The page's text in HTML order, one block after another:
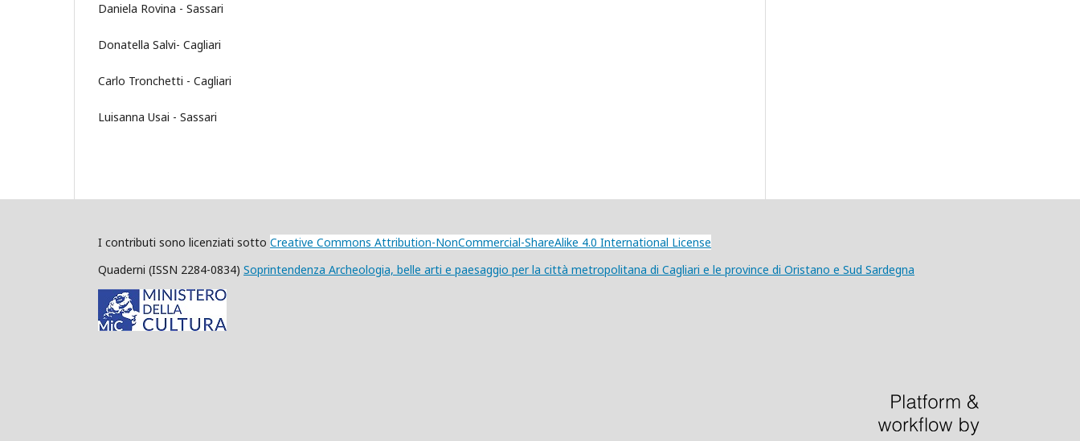
Daniela Rovina - Sassari
Donatella Salvi- Cagliari
Carlo Tronchetti - Cagliari
Luisanna Usai - Sassari
I contributi sono licenziati sotto Creative Commons Attribution-NonCommercial-ShareAlike 4.0 International License
Quaderni (ISSN 2284-0834) Soprintendenza Archeologia, belle arti e paesaggio per la città metropolitana di Cagliari e le province di Oristano e Sud Sardegna